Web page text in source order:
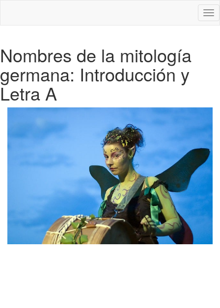
Nombres de la mitología
germana: Introducción y
Letra A